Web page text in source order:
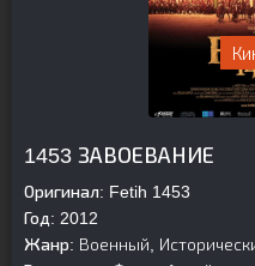
1453 ЗАВОЕВАНИЕ
Оригинал: Fetih 1453
Год: 2012
Жанр: Военный,